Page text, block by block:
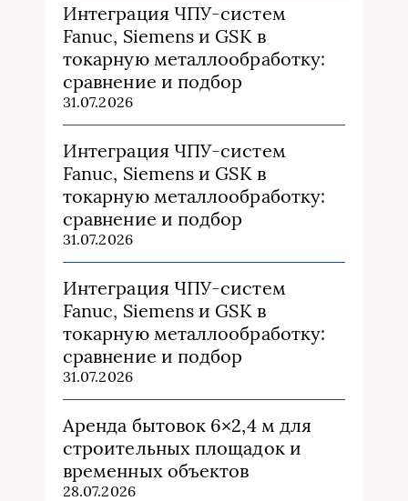
Интеграция ЧПУ-систем
Fanuc, Siemens и GSK в
токарную металлообработку:
сравнение и подбор
31.07.2026
Интеграция ЧПУ-систем
Fanuc, Siemens и GSK в
токарную металлообработку:
сравнение и подбор
31.07.2026
Интеграция ЧПУ-систем
Fanuc, Siemens и GSK в
токарную металлообработку:
сравнение и подбор
31.07.2026
Аренда бытовок 6×2,4 м для
строительных площадок и
временных объектов
28.07.2026